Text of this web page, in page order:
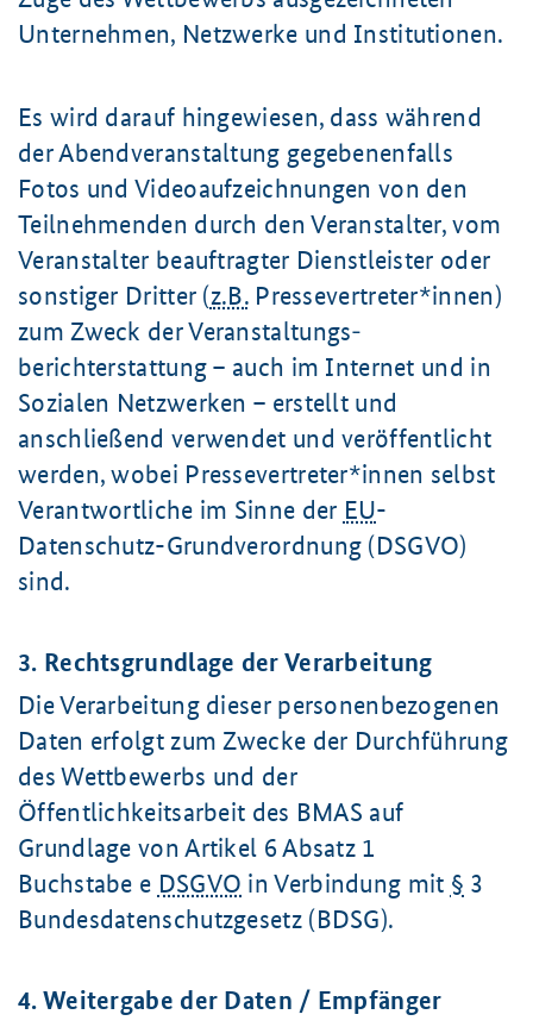
Unternehmen, Netzwerke und Institutionen.
Es wird darauf hingewiesen, dass während
der Abendveranstaltung gegebenenfalls
Fotos und Videoaufzeichnungen von den
Teilnehmenden durch den Veranstalter, vom
Veranstalter beauftragter Dienstleister oder
sonstiger Dritter (z.B.Presse­vertreter*innen)
zum Zweck der Veranstaltungs­
berichterstattung – auch im Internet und in
Sozialen Netzwerken – erstellt und
anschließend verwendet und veröffentlicht
werden, wobei Pressevertreter*innen selbst
Verantwortliche im Sinne der EU-
Datenschutz-Grundverordnung (DSGVO)
sind.
3. Rechtsgrundlage der Verarbeitung
Die Verarbeitung dieser personenbezogenen
Daten erfolgt zum Zwecke der Durchführung
des Wettbewerbs und der
Öffentlichkeitsarbeit des BMAS auf
Grundlage vonArtikel 6Absatz 1
Buchstabe e DSGVO in Verbindung mit § 3
Bundesdatenschutzgesetz (BDSG).
4. Weitergabe der Daten / Empfänger